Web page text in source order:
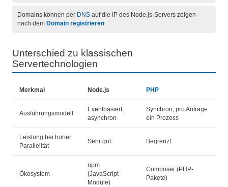
Domains können per DNS auf die IP des Node.js-Servers zeigen –
nach dem Domain registrieren
Unterschied zu klassischen
Servertechnologien
Merkmal Node.js PHP
Ausführungsmodell
Eventbasiert,
asynchron
Synchron, pro Anfrage
ein Prozess
Leistung bei hoher
Parallelität
Sehr gut Begrenzt
Ökosystem
npm
(JavaScript-
Module)
Composer (PHP-
Pakete)